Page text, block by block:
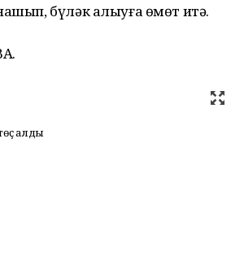
бүләк алыуға өмөт итә.
алды